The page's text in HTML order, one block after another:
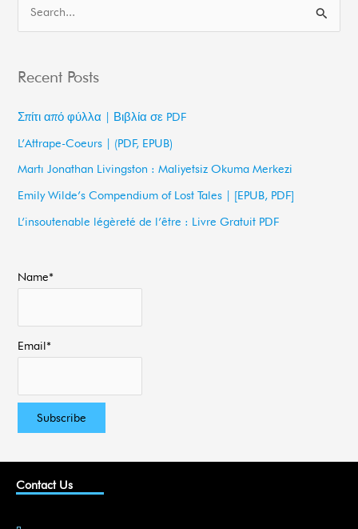
r
r
:
Recent Posts
Σπίτι από φύλλα | Βιβλία σε PDF
L’Attrape-Coeurs | (PDF, EPUB)
Martı Jonathan Livingston : Maliyetsiz Okuma Merkezi
Emily Wilde’s Compendium of Lost Tales | [EPUB, PDF]
L’insoutenable légèreté de l’être : Livre Gratuit PDF
Name*
Email*
Contact Us